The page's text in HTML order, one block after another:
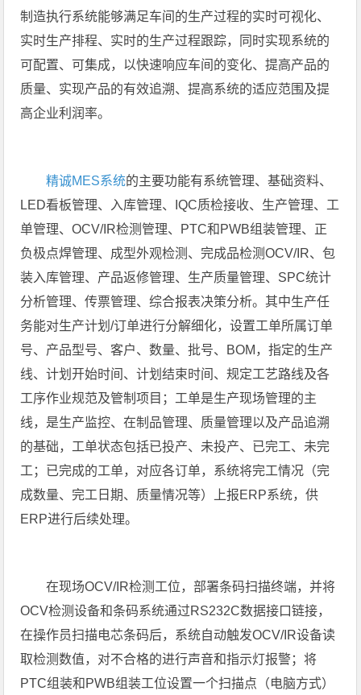
制造执行系统能够满足车间的生产过程的实时可视化、
实时生产排程、实时的生产过程跟踪，同时实现系统的
可配置、可集成，以快速响应车间的变化、提高产品的
质量、实现产品的有效追溯、提高系统的适应范围及提
高企业利润率。
精诚MES系统的主要功能有系统管理、基础资料、
LED看板管理、入库管理、IQC质检接收、生产管理、工
单管理、OCV/IR检测管理、PTC和PWB组装管理、正
负极点焊管理、成型外观检测、完成品检测OCV/IR、包
装入库管理、产品返修管理、生产质量管理、SPC统计
分析管理、传票管理、综合报表决策分析。其中生产任
务能对生产计划/订单进行分解细化，设置工单所属订单
号、产品型号、客户、数量、批号、BOM，指定的生产
线、计划开始时间、计划结束时间、规定工艺路线及各
工序作业规范及管制项目；工单是生产现场管理的主
线，是生产监控、在制品管理、质量管理以及产品追溯
的基础，工单状态包括已投产、未投产、已完工、未完
工；已完成的工单，对应各订单，系统将完工情况（完
成数量、完工日期、质量情况等）上报ERP系统，供
ERP进行后续处理。
在现场OCV/IR检测工位，部署条码扫描终端，并将
OCV检测设备和条码系统通过RS232C数据接口链接，
在操作员扫描电芯条码后，系统自动触发OCV/IR设备读
取检测数值，对不合格的进行声音和指示灯报警；将
PTC组装和PWB组装工位设置一个扫描点（电脑方式）